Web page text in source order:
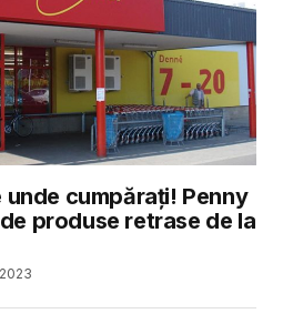
cumpărați! Penny
produse retrase de la